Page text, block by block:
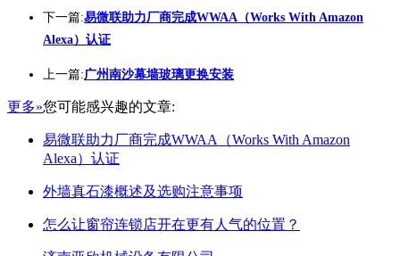
下一篇:易微联助力厂商完成WWAA（Works With Amazon
Alexa）认证
上一篇:广州南沙幕墙玻璃更换安装
更多»您可能感兴趣的文章:
易微联助力厂商完成WWAA（Works With Amazon
Alexa）认证
外墙真石漆概述及选购注意事项
怎么让窗帘连锁店开在更有人气的位置？